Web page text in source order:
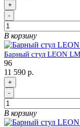
+
-
В корзину
Барный стул LEON
96
11 590 р.
+
-
В корзину